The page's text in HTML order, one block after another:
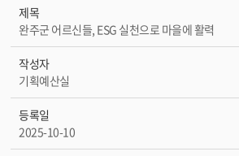
제목
완주군 어르신들, ESG 실천으로 마을에 활력
작성자
기획예산실
등록일
2025-10-10